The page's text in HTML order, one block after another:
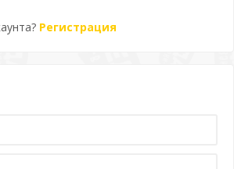
Регистрация